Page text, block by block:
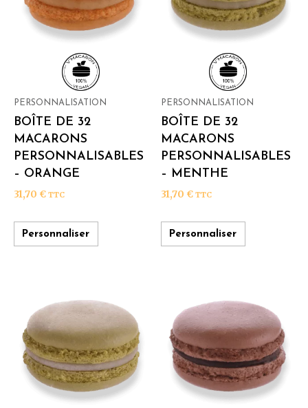
PERSONNALISATION
BOÎTE DE 32
MACARONS
PERSONNALISABLES
– ORANGE
31,70 € TTC
Personnaliser
PERSONNALISATION
BOÎTE DE 32
MACARONS
PERSONNALISABLES
– MENTHE
31,70 € TTC
Personnaliser